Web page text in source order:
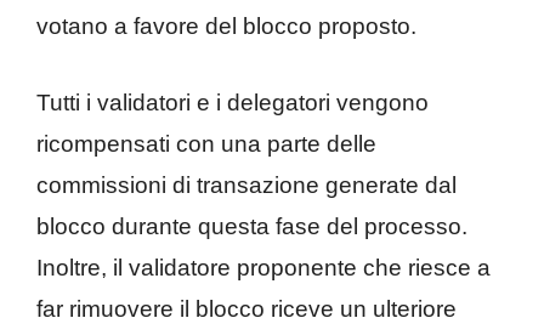
votano a favore del blocco proposto.
Tutti i validatori e i delegatori vengono
ricompensati con una parte delle
commissioni di transazione generate dal
blocco durante questa fase del processo.
Inoltre, il validatore proponente che riesce a
far rimuovere il blocco riceve un ulteriore